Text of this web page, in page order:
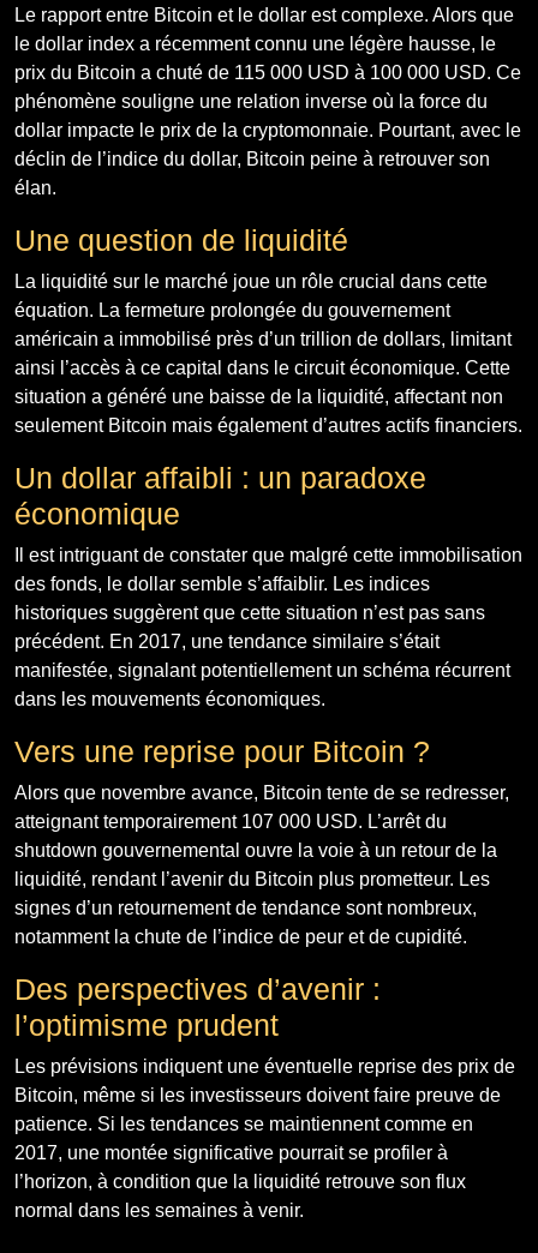
Le rapport entre Bitcoin et le dollar est complexe. Alors que
le dollar index a récemment connu une légère hausse, le
prix du Bitcoin a chuté de 115 000 USD à 100 000 USD. Ce
phénomène souligne une relation inverse où la force du
dollar impacte le prix de la cryptomonnaie. Pourtant, avec le
déclin de l’indice du dollar, Bitcoin peine à retrouver son
élan.
Une question de liquidité
La liquidité sur le marché joue un rôle crucial dans cette
équation. La fermeture prolongée du gouvernement
américain a immobilisé près d’un trillion de dollars, limitant
ainsi l’accès à ce capital dans le circuit économique. Cette
situation a généré une baisse de la liquidité, affectant non
seulement Bitcoin mais également d’autres actifs financiers.
Un dollar affaibli : un paradoxe
économique
Il est intriguant de constater que malgré cette immobilisation
des fonds, le dollar semble s’affaiblir. Les indices
historiques suggèrent que cette situation n’est pas sans
précédent. En 2017, une tendance similaire s’était
manifestée, signalant potentiellement un schéma récurrent
dans les mouvements économiques.
Vers une reprise pour Bitcoin ?
Alors que novembre avance, Bitcoin tente de se redresser,
atteignant temporairement 107 000 USD. L’arrêt du
shutdown gouvernemental ouvre la voie à un retour de la
liquidité, rendant l’avenir du Bitcoin plus prometteur. Les
signes d’un retournement de tendance sont nombreux,
notamment la chute de l’indice de peur et de cupidité.
Des perspectives d’avenir :
l’optimisme prudent
Les prévisions indiquent une éventuelle reprise des prix de
Bitcoin, même si les investisseurs doivent faire preuve de
patience. Si les tendances se maintiennent comme en
2017, une montée significative pourrait se profiler à
l’horizon, à condition que la liquidité retrouve son flux
normal dans les semaines à venir.